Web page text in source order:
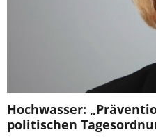
Hochwasser:
politischen